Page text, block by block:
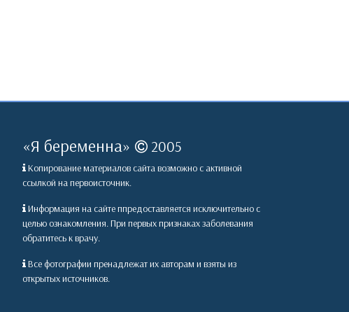
«Я беременна» 2005
Копирование материалов сайта возможно с активной
ссылкой на первоисточник.
Информация на сайте ппредоставляется исключительно с
целью ознакомления. При первых признаках заболевания
обратитесь к врачу.
Все фотографии пренадлежат их авторам и взяты из
открытых источников.